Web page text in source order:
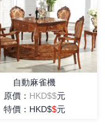
自動麻雀機
原價： HKD$$元
特價：HKD$$元